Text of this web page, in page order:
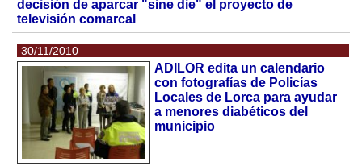
decisión de aparcar "sine die" el proyecto de
televisión comarcal
30/11/2010
ADILOR edita un calendario
con fotografías de Policías
Locales de Lorca para ayudar
a menores diabéticos del
municipio